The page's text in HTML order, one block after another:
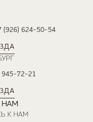
(926) 624-50-54
945-72-21
НАМ
К НАМ